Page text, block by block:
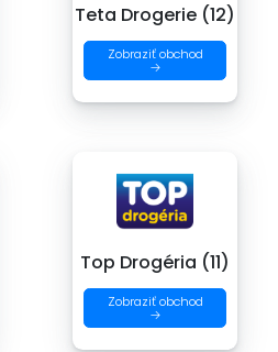
Teta Drogerie (12)
Zobraziť obchod
→
Top Drogéria (11)
Zobraziť obchod
→